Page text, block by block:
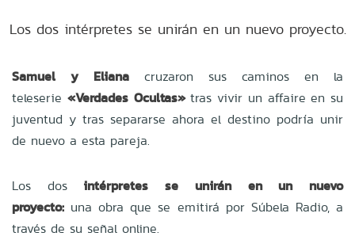
Los dos intérpretes se unirán en un nuevo proyecto.
Samuel y Eliana cruzaron sus caminos en la
teleserie «Verdades Ocultas»tras vivir un affaire en su
juventud y tras separarse ahora el destino podría unir
de nuevo a esta pareja.
Los dos intérpretes se unirán en un nuevo
proyecto: una obra que se emitirá por Súbela Radio, a
través de su señal online.